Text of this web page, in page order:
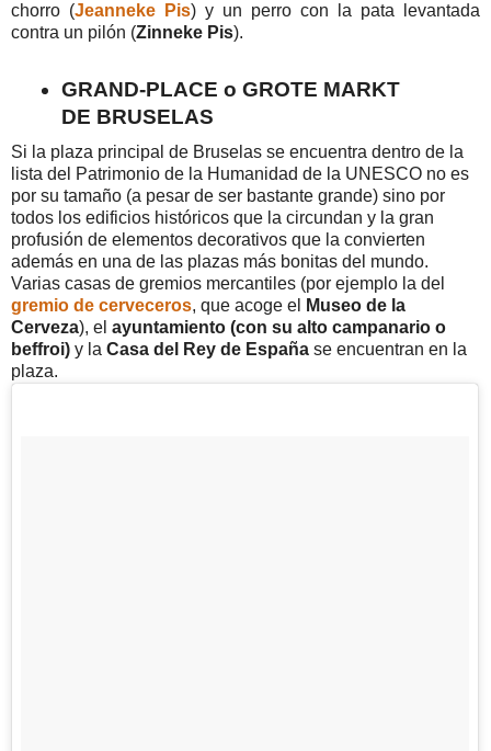
chorro (Jeanneke Pis) y un perro con la pata levantada
contra un pilón (Zinneke Pis).
GRAND-PLACE o GROTE MARKT
DE BRUSELAS
Si la plaza principal de Bruselas se encuentra dentro de la
lista del Patrimonio de la Humanidad de la UNESCO no es
por su tamaño (a pesar de ser bastante grande) sino por
todos los edificios históricos que la circundan y la gran
profusión de elementos decorativos que la convierten
además en una de las plazas más bonitas del mundo.
Varias casas de gremios mercantiles (por ejemplo la del
gremio de cerveceros, que acoge el
Museo de la
Cerveza), el ayuntamiento (con su alto campanario o
beffroi) y la Casa del Rey de España se encuentran en la
plaza.